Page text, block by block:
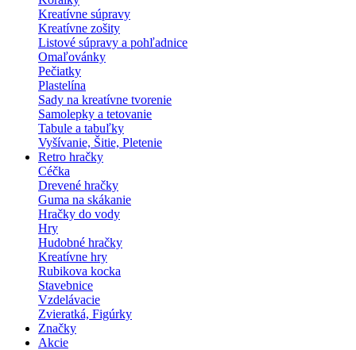
Kreatívne súpravy
Kreatívne zošity
Listové súpravy a pohľadnice
Omaľovánky
Pečiatky
Plastelína
Sady na kreatívne tvorenie
Samolepky a tetovanie
Tabule a tabuľky
Vyšívanie, Šitie, Pletenie
Retro hračky
Céčka
Drevené hračky
Guma na skákanie
Hračky do vody
Hry
Hudobné hračky
Kreatívne hry
Rubikova kocka
Stavebnice
Vzdelávacie
Zvieratká, Figúrky
Značky
Akcie